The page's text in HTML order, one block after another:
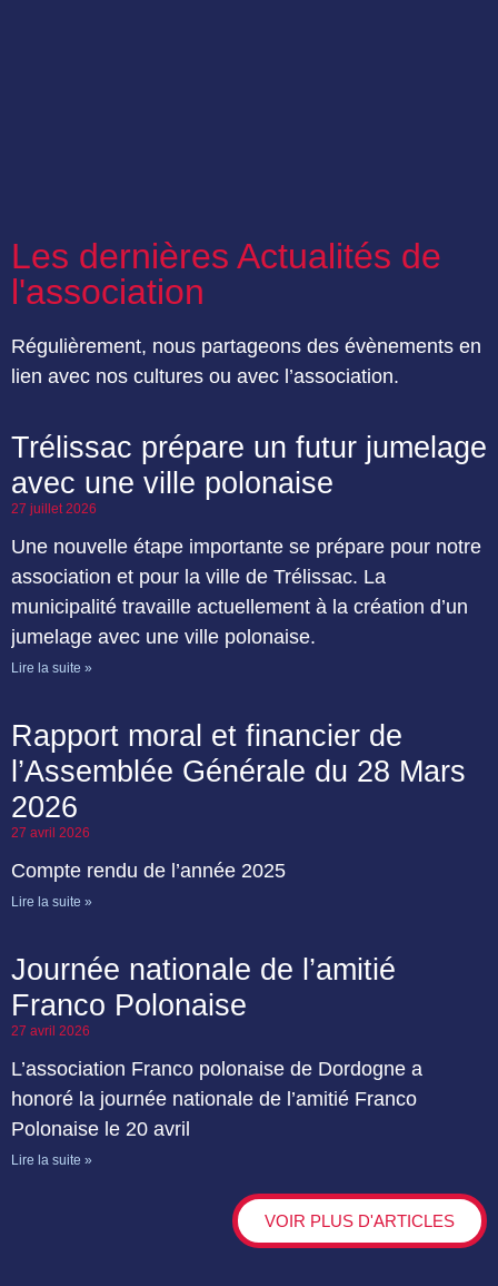
Les dernières Actualités de
l'association
Régulièrement, nous partageons des évènements en
lien avec nos cultures ou avec l’association.
Trélissac prépare un futur jumelage
avec une ville polonaise
27 juillet 2026
Une nouvelle étape importante se prépare pour notre
association et pour la ville de Trélissac. La
municipalité travaille actuellement à la création d’un
jumelage avec une ville polonaise.
Lire la suite »
Rapport moral et financier de
l’Assemblée Générale du 28 Mars
2026
27 avril 2026
Compte rendu de l’année 2025
Lire la suite »
Journée nationale de l’amitié
Franco Polonaise
27 avril 2026
L’association Franco polonaise de Dordogne a
honoré la journée nationale de l’amitié Franco
Polonaise le 20 avril
Lire la suite »
VOIR PLUS D'ARTICLES